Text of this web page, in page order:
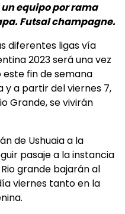
equipo por rama
Futsal champagne.
diferentes ligas vía
2023 será una vez
fin de semana
y a partir del viernes 7,
Grande, se vivirán
de Ushuaia a la
pasaje a la instancia
grande bajarán al
viernes tanto en la